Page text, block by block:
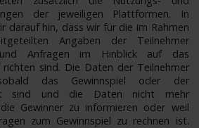
der jeweiligen Plattformen. In
darauf hin, dass wir für die im Rahmen
Angaben der Teilnehmer
Anfragen im Hinblick auf das
richten sind. Die Daten der Teilnehmer
das Gewinnspiel oder der
sind und die Daten nicht mehr
Gewinner zu informieren oder weil
zum Gewinnspiel zu rechnen ist.